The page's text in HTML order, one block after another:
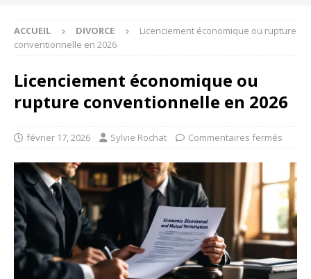
ACCUEIL DIVORCE
Licenciement économique ou rupture
conventionnelle en 2026
Licenciement économique ou
rupture conventionnelle en 2026
février 17, 2026 Sylvie Rochat Commentaires fermés